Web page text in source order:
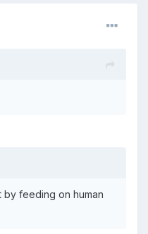
by feeding on human